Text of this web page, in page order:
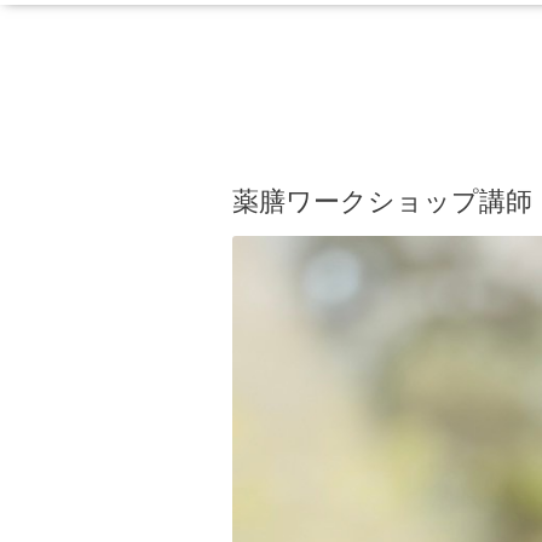
薬膳ワークショップ講師